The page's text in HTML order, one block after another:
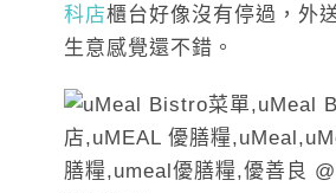
科店櫃台好像沒有停過，外
生意感覺還不錯。